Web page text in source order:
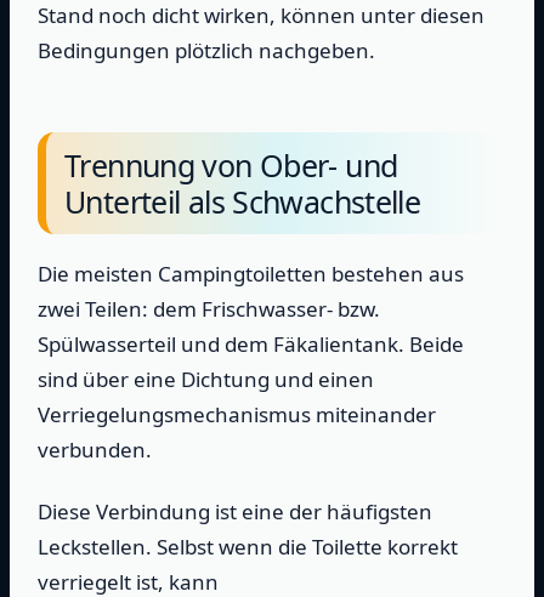
Stand noch dicht wirken, können unter diesen
Bedingungen plötzlich nachgeben.
Trennung von Ober- und
Unterteil als Schwachstelle
Die meisten Campingtoiletten bestehen aus
zwei Teilen: dem Frischwasser- bzw.
Spülwasserteil und dem Fäkalientank. Beide
sind über eine Dichtung und einen
Verriegelungsmechanismus miteinander
verbunden.
Diese Verbindung ist eine der häufigsten
Leckstellen. Selbst wenn die Toilette korrekt
verriegelt ist, kann